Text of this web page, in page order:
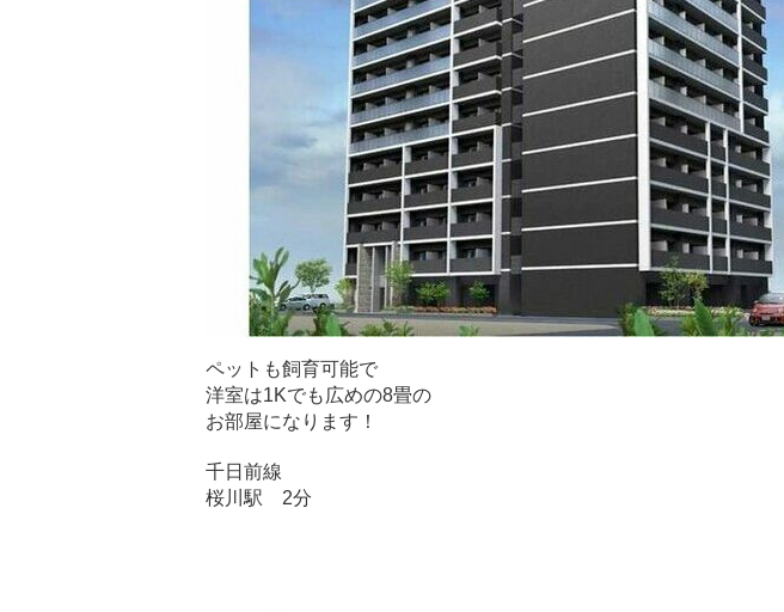
ペットも飼育可能で
洋室は1Kでも広めの8畳の
お部屋になります！
千日前線
桜川駅 2分